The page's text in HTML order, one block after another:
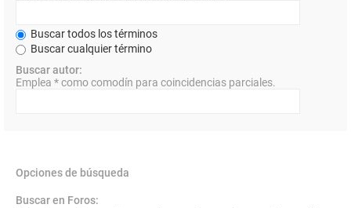
Buscar todos los términos
Buscar cualquier término
Buscar autor:
Emplea * como comodín para coincidencias parciales.
Opciones de búsqueda
Buscar en Foros: